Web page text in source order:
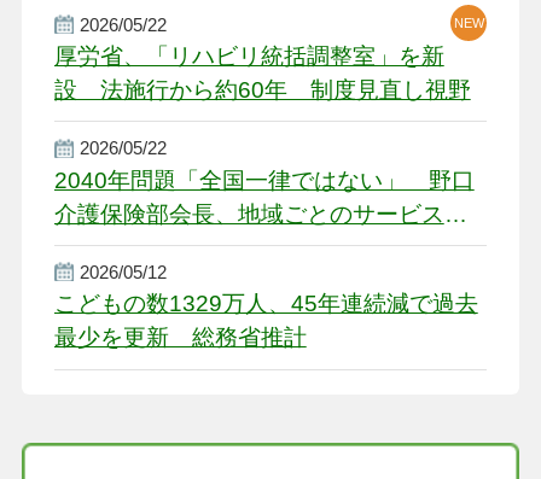
2026/05/22
厚労省、「リハビリ統括調整室」を新
設 法施行から約60年 制度見直し視野
NEW
2026/05/22
2040年問題「全国一律ではない」 野口
介護保険部会長、地域ごとのサービス基
盤整備を促す
2026/05/12
こどもの数1329万人、45年連続減で過去
最少を更新 総務省推計